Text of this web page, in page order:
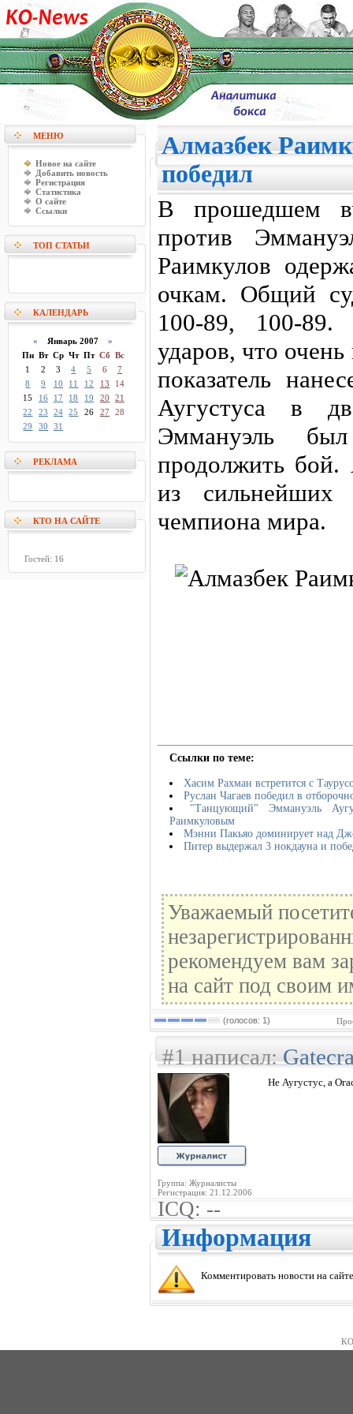
МЕНЮ
Новое на сайте
Добавить новость
Регистрация
Статистика
О сайте
Ссылки
ТОП СТАТЬИ
КАЛЕНДАРЬ
« Январь 2007»
Пн Вт Ср Чт Пт Сб Вс
1
2 3 4 5 6
7
8
9 10 11 12 13
14
15
16 17 18 19 20
21
22
23 24 25 26 27
28
29
30 31
РЕКЛАМА
КТО НА САЙТЕ
Гостей: 16
Алмазбек
победил
В прошедшем
против
Раимкулов
очкам. Общий
100-89, 100-
ударов, что очень
показатель
Аугустуса в
Эммануэль
продолжить бой.
из сильнейших
чемпиона мира.
Ссылки по теме:
Хасим Рахман встретится с
Руслан Чагаев победил в
"Танцующий" Эммануэль
Раимкуловым
Мэнни Пакьяо доминирует над
Питер выдержал 3 нокдауна и
Уважаемый
рекомендуем вам
на сайт под своим
(голосов: 1)
#1 написал:
Группа: Журналисты
Регистрация: 21.12.2006
Не Аугустус, а
ICQ: --
Информация
Комментировать новости на